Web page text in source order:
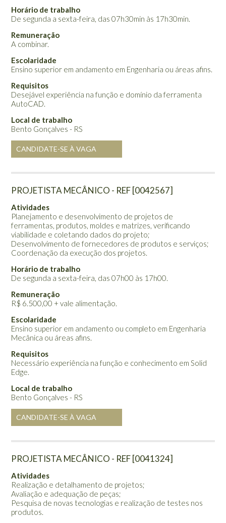
Horário de trabalho
De segunda a sexta-feira, das 07h30min às 17h30min.
Remuneração
A combinar.
Escolaridade
Ensino superior em andamento em Engenharia ou áreas afins.
Requisitos
Desejável experiência na função e domínio da ferramenta
AutoCAD.
Local de trabalho
Bento Gonçalves - RS
CANDIDATE-SE À VAGA
PROJETISTA MECÂNICO - REF [0042567]
Atividades
Planejamento e desenvolvimento de projetos de
ferramentas, produtos, moldes e matrizes, verificando
viabilidade e coletando dados do projeto;
Desenvolvimento de fornecedores de produtos e serviços;
Coordenação da execução dos projetos.
Horário de trabalho
De segunda a sexta-feira, das 07h00 às 17h00.
Remuneração
R$ 6.500,00 + vale alimentação.
Escolaridade
Ensino superior em andamento ou completo em Engenharia
Mecânica ou áreas afins.
Requisitos
Necessário experiência na função e conhecimento em Solid
Edge.
Local de trabalho
Bento Gonçalves - RS
CANDIDATE-SE À VAGA
PROJETISTA MECÂNICO - REF [0041324]
Atividades
Realização e detalhamento de projetos;
Avaliação e adequação de peças;
Pesquisa de novas tecnologias e realização de testes nos
produtos.